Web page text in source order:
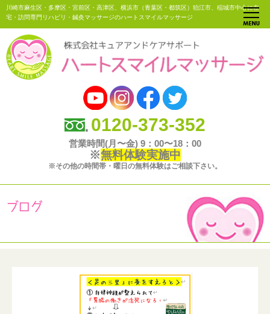
川崎市麻生区・多摩区・宮前区・高津区、横浜市（青葉区・都筑区）狛江市、稲城市中心に在
宅・訪問専門リハビリ・鍼灸マッサージのハートスマイルマッサージ
0120-373-352
営業時間(月〜金) 9：00〜18：00
※無料体験実施中
※その他の時間帯・曜日の無料体験はご相談下さい。
ブログ